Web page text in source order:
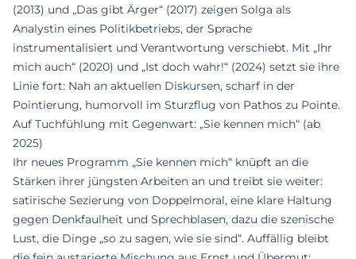
(2013) und „Das gibt Ärger“ (2017) zeigen Solga als
Analystin eines Politikbetriebs, der Sprache
instrumentalisiert und Verantwortung verschiebt. Mit „Ihr
mich auch“ (2020) und „Ist doch wahr!“ (2024) setzt sie ihre
Linie fort: Nah an aktuellen Diskursen, scharf in der
Pointierung, humorvoll im Sturzflug von Pathos zu Pointe.
Auf Tuchfühlung mit Gegenwart: „Sie kennen mich“ (ab
2025)
Ihr neues Programm „Sie kennen mich“ knüpft an die
Stärken ihrer jüngsten Arbeiten an und treibt sie weiter:
satirische Sezierung von Doppelmoral, eine klare Haltung
gegen Denkfaulheit und Sprechblasen, dazu die szenische
Lust, die Dinge „so zu sagen, wie sie sind“. Auffällig bleibt